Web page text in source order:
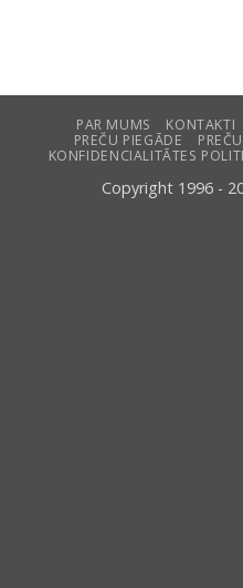
PAR MUMS KONTAKTI
PREČU PIEGĀDE
KONFIDENCIALITĀTES
Copyright 1996 -